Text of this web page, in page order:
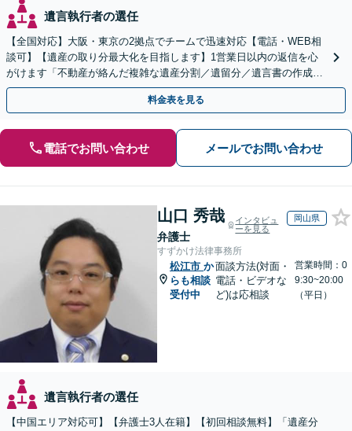
遺言執行者の選任
【全国対応】大阪・東京の2拠点でチームで迅速対応【電話・WEB相
談可】【遺産の取り分最大化を目指します】1営業日以内の返信を心
がけます「不動産が絡んだ複雑な遺産分割／遺留分／遺言書の作成・
執行／事業承継など、お任せください」【休日相談あり】
料金表を見る
電話でお問い合わせ メールでお問い合わせ
山口 秀哉
弁護士
インタビュ
ーを見る
岡山県
すずかけ法律事務所
松江市 か
らも相談
受付中
面談方法(対面・
電話・ビデオな
ど)は応相談
営業時間：0
9:30~20:00
（平日）
遺言執行者の選任
【中国エリア対応可】【弁護士3人在籍】【初回相談無料】「遺産分